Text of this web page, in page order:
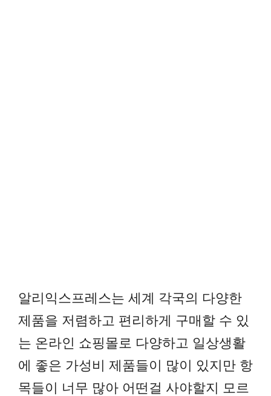
알리익스프레스는 세계 각국의 다양한
제품을 저렴하고 편리하게 구매할 수 있
는 온라인 쇼핑몰로 다양하고 일상생활
에 좋은 가성비 제품들이 많이 있지만 항
목들이 너무 많아 어떤걸 사야할지 모르